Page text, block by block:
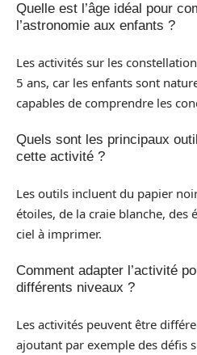
Quelle est l’âge idéal pour
l’astronomie aux enfants ?
Les activités sur les
5 ans, car les enfants sont
capables de comprendre les
Quels sont les principaux
cette activité ?
Les outils incluent du papier
étoiles, de la craie blanche, des
ciel à imprimer.
Comment adapter l’activité
différents niveaux ?
Les activités peuvent être
ajoutant par exemple des défis